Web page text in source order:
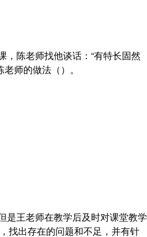
陈老师找他谈话：“有特长固然
师的做法（）。
是王老师在教学后及时对课堂教学
找出存在的问题和不足，并有针